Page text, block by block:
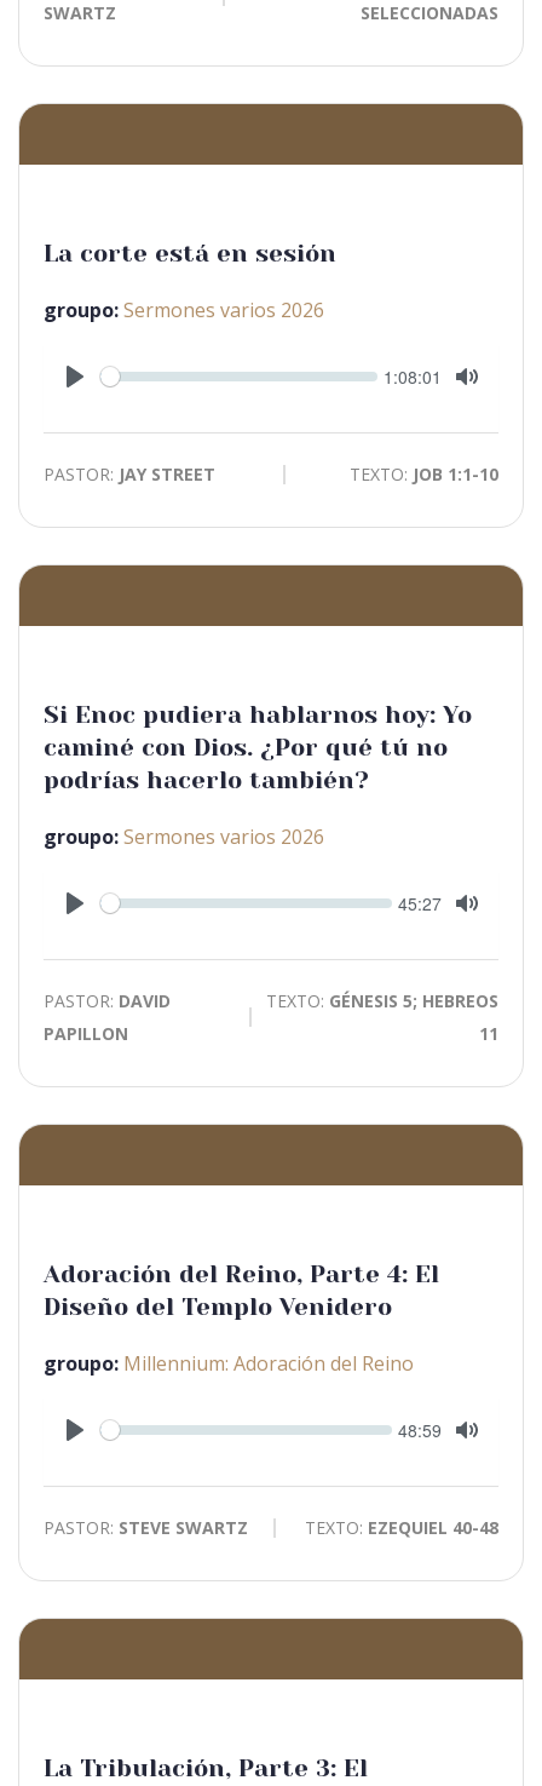
SWARTZ
SELECCIONADAS
La corte está en sesión
groupo:Sermones varios 2026
Play
Seek Current
time
1:08:01
PASTOR: JAY STREET TEXTO: JOB 1:1-10
Si Enoc pudiera hablarnos hoy: Yo
caminé con Dios. ¿Por qué tú no
podrías hacerlo también?
groupo:Sermones varios 2026
Play
Seek Current
time
45:27
PASTOR: DAVID
PAPILLON
TEXTO: GÉNESIS 5; HEBREOS
11
Adoración del Reino, Parte 4: El
Diseño del Templo Venidero
groupo: Millennium: Adoración del Reino
Play
Seek Current
time
48:59
PASTOR: STEVE SWARTZ TEXTO: EZEQUIEL 40-48
La Tribulación, Parte 3: El